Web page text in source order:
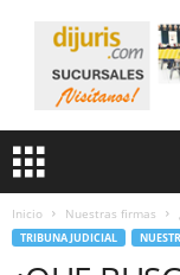
Inicio Nuestras firmas
TRIBUNA JUDICIAL